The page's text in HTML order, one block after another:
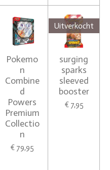
Pokemo
n
Combine
d
Powers
Premium
Collectio
n
€ 79,95
Uitverkocht
surging
sparks
sleeved
booster
€ 7,95